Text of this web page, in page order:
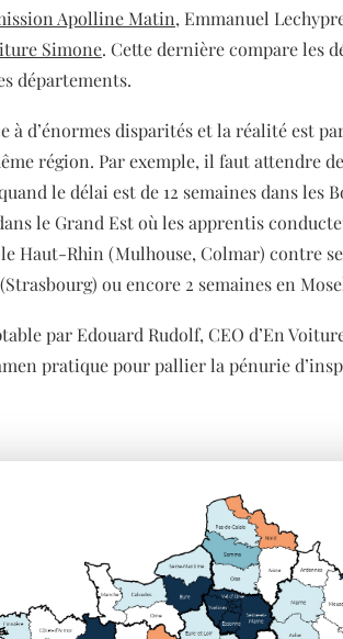
Apolline Matin, Emmanuel
Simone. Cette dernière compare les
départements.
à d’énormes disparités et la réalité est
région. Par exemple, il faut attendre
le délai est de 12 semaines dans les
le Grand Est où les apprentis
Haut-Rhin (Mulhouse, Colmar) contre
ou encore 2 semaines en
par Edouard Rudolf, CEO d’En
pratique pour pallier la pénurie